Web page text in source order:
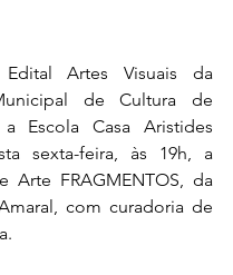
Artes Visuais da
de Cultura de
Escola Casa Aristides
sexta-feira, às 19h, a
Arte FRAGMENTOS, da
com curadoria de